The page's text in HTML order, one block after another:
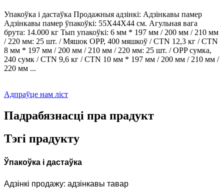
Упакоўка і дастаўка Продажныя адзінкі: Адзінкавы памер
Адзінкавы памер ўпакоўкі: 55X44X44 см. Агульная вага
брута: 14.000 кг Тып упакоўкі: 6 мм * 197 мм / 200 мм / 210 мм
/ 220 мм: 25 шт. / Мяшок OPP, 400 мяшкоў / CTN 12,3 кг / CTN
8 мм * 197 мм / 200 мм / 210 мм / 220 мм: 25 шт. / OPP сумка,
240 сумк / CTN 9,6 кг / CTN 10 мм * 197 мм / 200 мм / 210 мм /
220 мм ...
Адпраўце нам ліст
Падрабязнасці пра прадукт
Тэгі прадукту
Ўпакоўка і дастаўка
Адзінкі продажу: адзінкавы тавар